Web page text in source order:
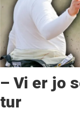
– Vi er jo
tur